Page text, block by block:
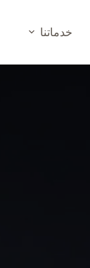
خدماتنا